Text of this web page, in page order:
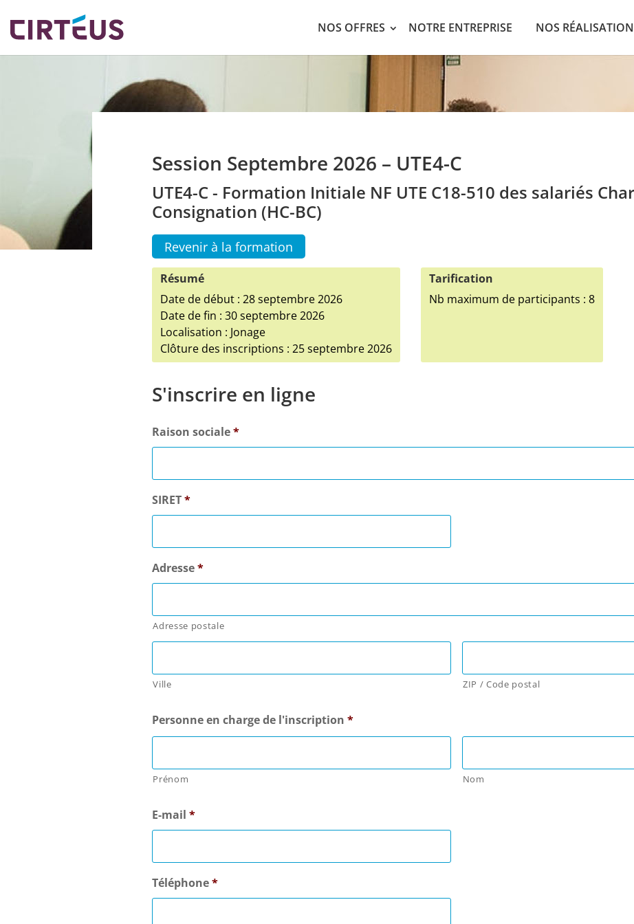
NOS OFFRES NOTRE ENTREPRISE NOS
Session Septembre 2026 – UTE4-C
UTE4-C - Formation Initiale NF UTE C18-510 des salariés
Consignation (HC-BC)
Revenir à la formation
Résumé
Date de début : 28 septembre 2026
Date de fin : 30 septembre 2026
Localisation : Jonage
Clôture des inscriptions : 25 septembre 2026
Tarification
Nb maximum de participants : 8
S'inscrire en ligne
Raison sociale *
SIRET *
Adresse *
Adresse postale
Ville ZIP / Code postal
Personne en charge de l'inscription *
Prénom Nom
E-mail *
Téléphone *